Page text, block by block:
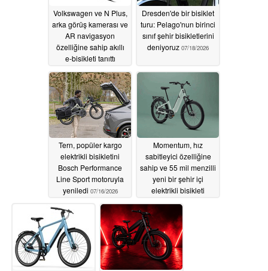
Volkswagen ve N Plus,
arka görüş kamerası ve
AR navigasyon
özelliğine sahip akıllı
e-bisikleti tanıttı
07/19/2026
Dresden'de bir bisiklet
turu: Pelago'nun birinci
sınıf şehir bisikletlerini
deniyoruz 07/18/2026
Tern, popüler kargo
elektrikli bisikletini
Bosch Performance
Line Sport motoruyla
yeniledi 07/16/2026
Momentum, hız
sabitleyici özelliğine
sahip ve 55 mil menzilli
yeni bir şehir içi
elektrikli bisikleti
piyasaya sürdü
07/15/2026